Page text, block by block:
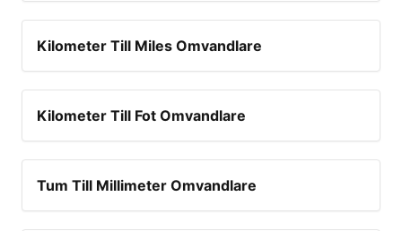
Kilometer Till Miles Omvandlare
Kilometer Till Fot Omvandlare
Tum Till Millimeter Omvandlare